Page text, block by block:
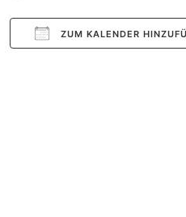
ZUM KALENDER